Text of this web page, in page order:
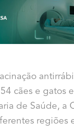
cães e gatos
de Saúde,
regiões